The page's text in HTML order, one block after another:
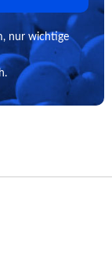
nur wichtige